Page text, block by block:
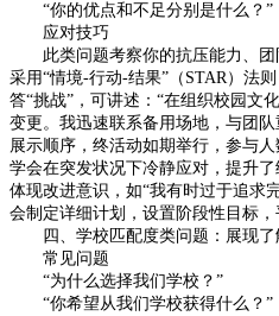
“你的优点和不足分别是什么？”
应对技巧
此类问题考察你的抗压能力、团
采用“情境-行动-结果”（STAR）法
答“挑战”，可讲述：“在组织校园文
变更。我迅速联系备用场地，与团
展示顺序，终活动如期举行，参与
学会在突发状况下冷静应对，提升
体现改进意识，如“我有时过于追求
会制定详细计划，设置阶段性目标
四、学校匹配度类问题：展现了
常见问题
“为什么选择我们学校？”
“你希望从我们学校获得什么？”